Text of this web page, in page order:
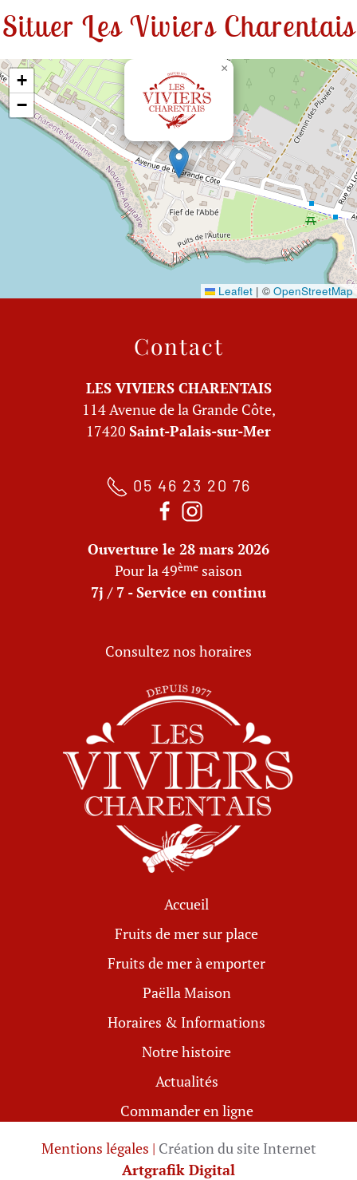
Situer Les Viviers Charentais
×
+
−
Leaflet | © OpenStreetMap
Contact
LES VIVIERS CHARENTAIS
114 Avenue de la Grande Côte,
17420 Saint-Palais-sur-Mer
05 46 23 20 76
Ouverture le 28 mars 2026
Pour la 49ème saison
7j / 7 - Service en continu
Consultez nos horaires
Accueil
Fruits de mer sur place
Fruits de mer à emporter
Paëlla Maison
Horaires & Informations
Notre histoire
Actualités
Commander en ligne
Mentions légales | Création du site Internet
Artgrafik Digital